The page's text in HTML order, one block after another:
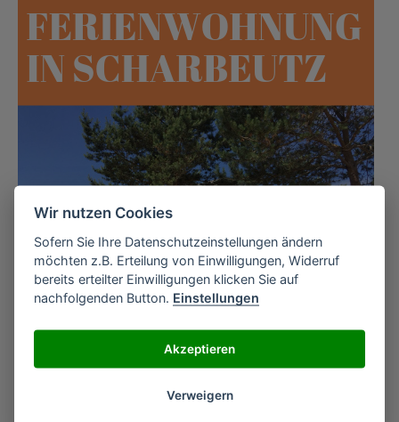
AUSFLUGSTIPPS
Wir nutzen Cookies
Sofern Sie Ihre Datenschutzeinstellungen ändern
möchten z.B. Erteilung von Einwilligungen, Widerruf
bereits erteilter Einwilligungen klicken Sie auf
nachfolgenden Button. Einstellungen
Akzeptieren
Verweigern